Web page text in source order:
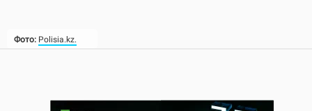
Фото: Polisia.kz.